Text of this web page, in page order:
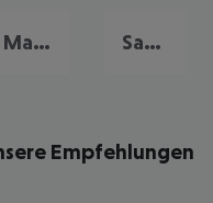
Makadi Bay Sahl Hasheesh
Empfehlungen